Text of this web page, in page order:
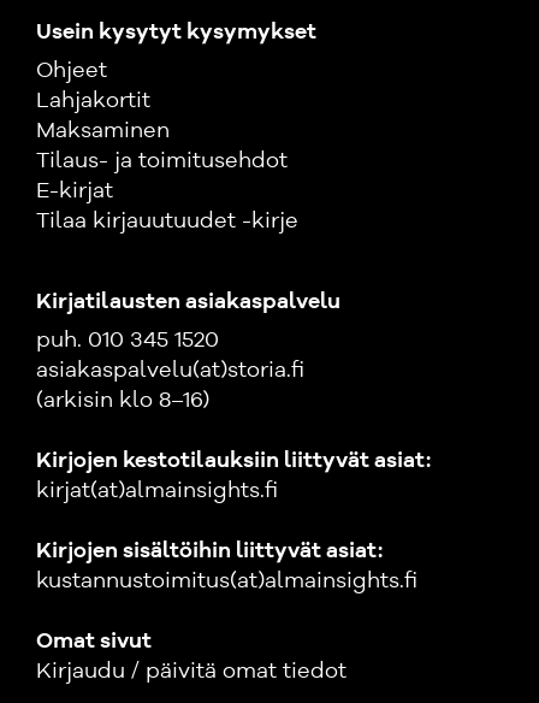
Usein kysytyt kysymykset
Ohjeet
Lahjakortit
Maksaminen
Tilaus- ja toimitusehdot
E-kirjat
Tilaa kirjauutuudet -kirje
Kirjatilausten asiakaspalvelu
puh. 010 345 1520
asiakaspalvelu(at)storia.fi
(arkisin klo 8–16)
Kirjojen kestotilauksiin liittyvät asiat:
kirjat(at)almainsights.fi
Kirjojen sisältöihin liittyvät asiat:
kustannustoimitus(at)almainsights.fi
Omat sivut
Kirjaudu / päivitä omat tiedot